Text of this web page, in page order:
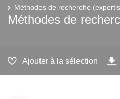
Méthodes de recherche
Méthodes de
Ajouter à la sélection